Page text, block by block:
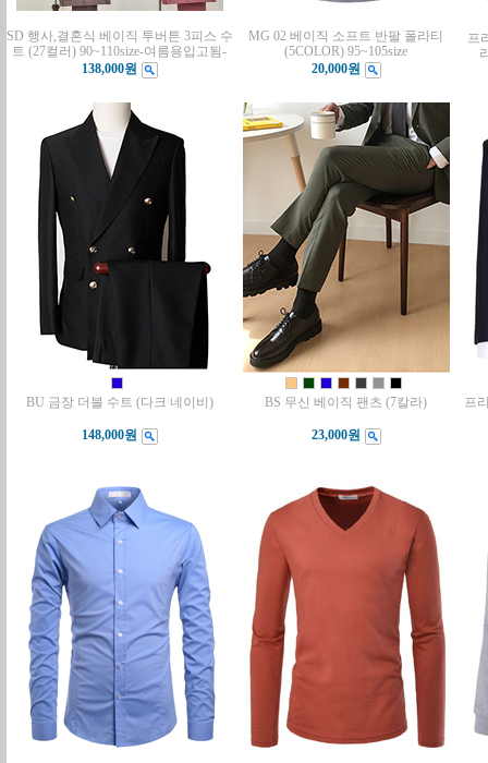
SD 행사,결혼식 베이직 투버튼 3피스 수
트 (27컬러) 90~110size-여름용입고됨-
138,000원
MG 02 베이직 소프트 반팔 폴라티
(5COLOR) 95~105size
20,000원
프
BU 금장 더블 수트 (다크 네이비)
148,000원
BS 무신 베이직 팬츠 (7칼라)
23,000원
프